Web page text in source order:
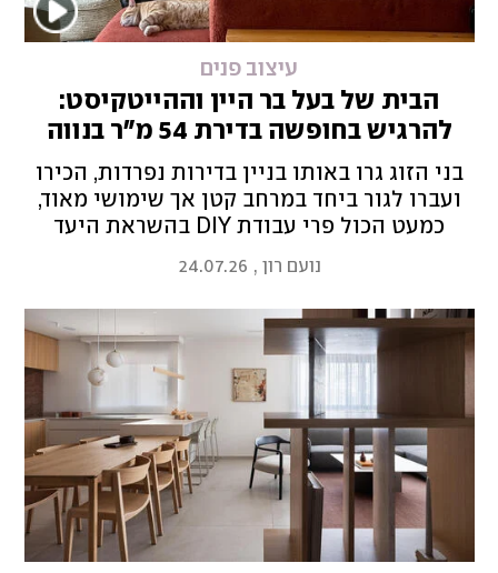
עיצוב פנים
הבית של בעל בר היין וההייטקיסט:
להרגיש בחופשה בדירת 54 מ"ר בנווה
שאנן
בני הזוג גרו באותו בניין בדירות נפרדות, הכירו
ועברו לגור ביחד במרחב קטן אך שימושי מאוד,
כמעט הכול פרי עבודת DIY בהשראת היעד
נועם רון ,
24.07.26